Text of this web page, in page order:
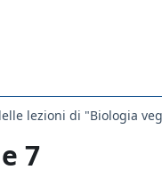
lezioni di "Biologia
7